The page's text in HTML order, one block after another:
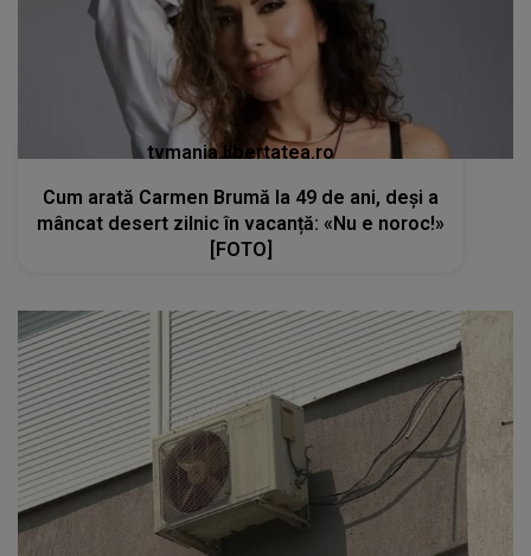
tvmania.libertatea.ro
Cum arată Carmen Brumă la 49 de ani, deși a
mâncat desert zilnic în vacanță: «Nu e noroc!»
[FOTO]